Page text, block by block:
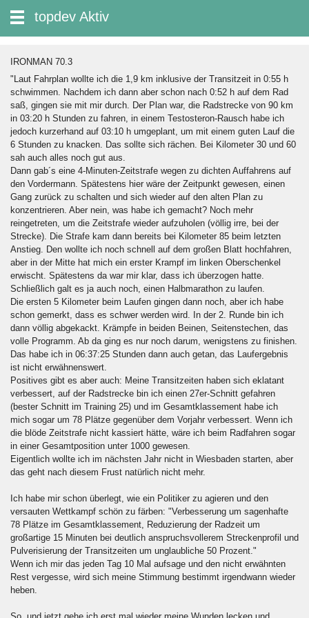
Suche: topdev Aktiv
IRONMAN 70.3
"Laut Fahrplan wollte ich die 1,9 km inklusive der Transitzeit in 0:55 h
schwimmen. Nachdem ich dann aber schon nach 0:52 h auf dem Rad
saß, gingen sie mit mir durch. Der Plan war, die Radstrecke von 90 km
in 03:20 h Stunden zu fahren, in einem Testosteron-Rausch habe ich
jedoch kurzerhand auf 03:10 h umgeplant, um mit einem guten Lauf die
6 Stunden zu knacken. Das sollte sich rächen. Bei Kilometer 30 und 60
sah auch alles noch gut aus.
Dann gab´s eine 4-Minuten-Zeitstrafe wegen zu dichten Auffahrens auf
den Vordermann. Spätestens hier wäre der Zeitpunkt gewesen, einen
Gang zurück zu schalten und sich wieder auf den alten Plan zu
konzentrieren. Aber nein, was habe ich gemacht? Noch mehr
reingetreten, um die Zeitstrafe wieder aufzuholen (völlig irre, bei der
Strecke). Die Strafe kam dann bereits bei Kilometer 85 beim letzten
Anstieg. Den wollte ich noch schnell auf dem großen Blatt hochfahren,
aber in der Mitte hat mich ein erster Krampf im linken Oberschenkel
erwischt. Spätestens da war mir klar, dass ich überzogen hatte.
Schließlich galt es ja auch noch, einen Halbmarathon zu laufen.
Die ersten 5 Kilometer beim Laufen gingen dann noch, aber ich habe
schon gemerkt, dass es schwer werden wird. In der 2. Runde bin ich
dann völlig abgekackt. Krämpfe in beiden Beinen, Seitenstechen, das
volle Programm. Ab da ging es nur noch darum, wenigstens zu finishen.
Das habe ich in 06:37:25 Stunden dann auch getan, das Laufergebnis
ist nicht erwähnenswert.
Positives gibt es aber auch: Meine Transitzeiten haben sich eklatant
verbessert, auf der Radstrecke bin ich einen 27er-Schnitt gefahren
(bester Schnitt im Training 25) und im Gesamtklassement habe ich
mich sogar um 78 Plätze gegenüber dem Vorjahr verbessert. Wenn ich
die blöde Zeitstrafe nicht kassiert hätte, wäre ich beim Radfahren sogar
in einer Gesamtposition unter 1000 gewesen.
Eigentlich wollte ich im nächsten Jahr nicht in Wiesbaden starten, aber
das geht nach diesem Frust natürlich nicht mehr.
Ich habe mir schon überlegt, wie ein Politiker zu agieren und den
versauten Wettkampf schön zu färben: "Verbesserung um sagenhafte
78 Plätze im Gesamtklassement, Reduzierung der Radzeit um
großartige 15 Minuten bei deutlich anspruchsvollerem Streckenprofil und
Pulverisierung der Transitzeiten um unglaubliche 50 Prozent."
Wenn ich mir das jeden Tag 10 Mal aufsage und den nicht erwähnten
Rest vergesse, wird sich meine Stimmung bestimmt irgendwann wieder
heben.